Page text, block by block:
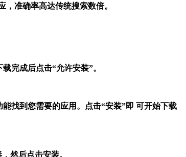
准确率高达传统搜索数倍。
完成后点击“允许安装”。
找到您需要的应用。点击“安装”即 可开始下载
然后点击安装。